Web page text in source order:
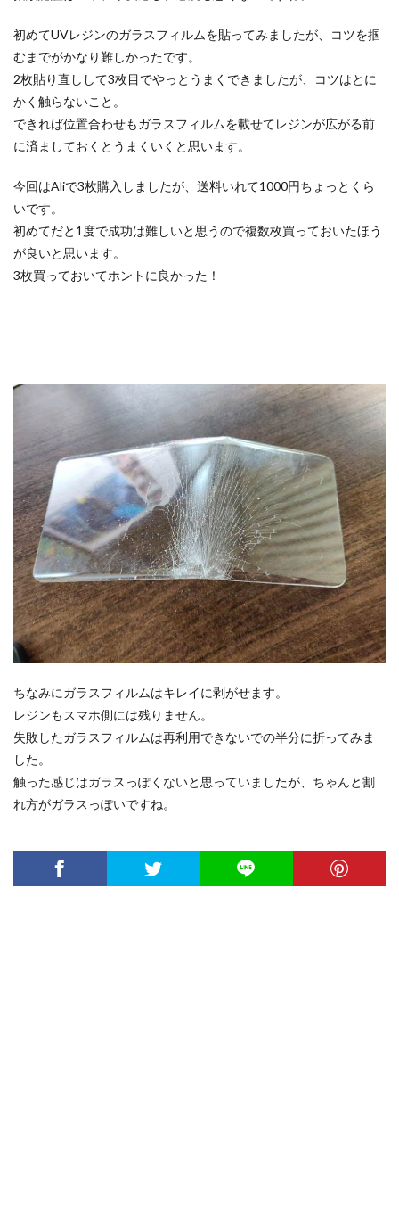
初めてUVレジンのガラスフィルムを貼ってみましたが、コツを掴
むまでがかなり難しかったです。
2枚貼り直しして3枚目でやっとうまくできましたが、コツはとに
かく触らないこと。
できれば位置合わせもガラスフィルムを載せてレジンが広がる前
に済ましておくとうまくいくと思います。
今回はAliで3枚購入しましたが、送料いれて1000円ちょっとくら
いです。
初めてだと1度で成功は難しいと思うので複数枚買っておいたほう
が良いと思います。
3枚買っておいてホントに良かった！
ちなみにガラスフィルムはキレイに剥がせます。
レジンもスマホ側には残りません。
失敗したガラスフィルムは再利用できないでの半分に折ってみま
した。
触った感じはガラスっぽくないと思っていましたが、ちゃんと割
れ方がガラスっぽいですね。